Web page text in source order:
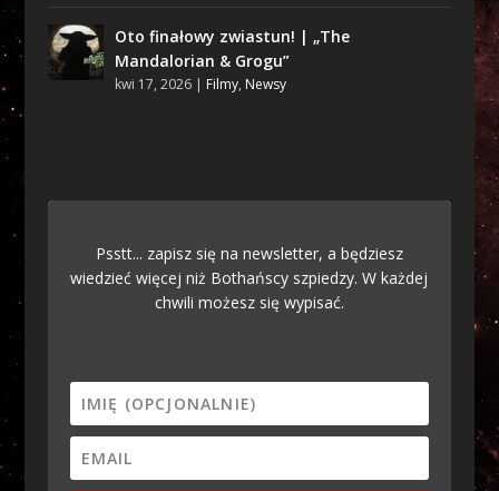
Oto finałowy zwiastun! | „The
Mandalorian & Grogu”
kwi 17, 2026| Filmy, Newsy
Psstt... zapisz się na newsletter, a będziesz
wiedzieć więcej niż Bothańscy szpiedzy. W każdej
chwili możesz się wypisać.